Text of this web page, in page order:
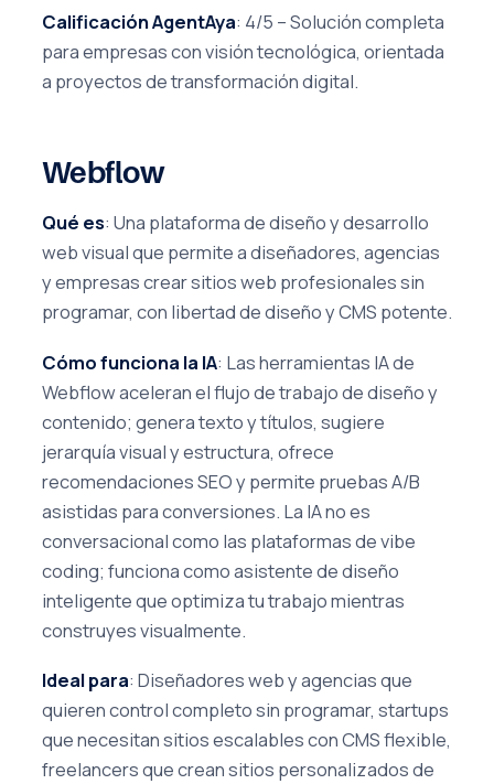
Calificación AgentAya: 4/5 – Solución completa
para empresas con visión tecnológica, orientada
a proyectos de transformación digital.
Webflow
Qué es: Una plataforma de diseño y desarrollo
web visual que permite a diseñadores, agencias
y empresas crear sitios web profesionales sin
programar, con libertad de diseño y CMS potente.
Cómo funciona la IA: Las herramientas IA de
Webflow aceleran el flujo de trabajo de diseño y
contenido; genera texto y títulos, sugiere
jerarquía visual y estructura, ofrece
recomendaciones SEO y permite pruebas A/B
asistidas para conversiones. La IA no es
conversacional como las plataformas de vibe
coding; funciona como asistente de diseño
inteligente que optimiza tu trabajo mientras
construyes visualmente.
Ideal para: Diseñadores web y agencias que
quieren control completo sin programar, startups
que necesitan sitios escalables con CMS flexible,
freelancers que crean sitios personalizados de